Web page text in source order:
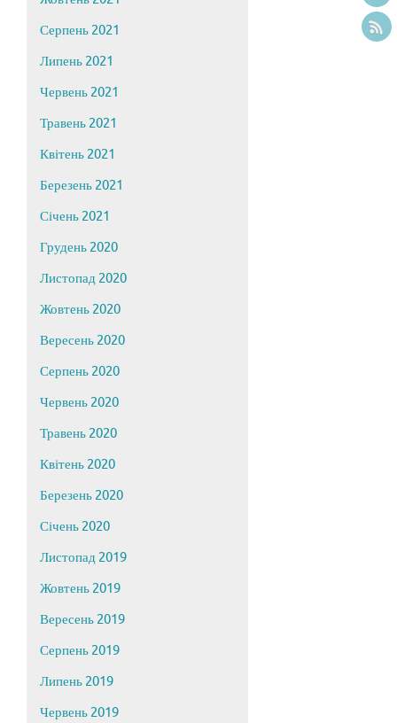
Серпень 2021
Липень 2021
Червень 2021
Травень 2021
Квітень 2021
Березень 2021
Січень 2021
Грудень 2020
Листопад 2020
Жовтень 2020
Вересень 2020
Серпень 2020
Червень 2020
Травень 2020
Квітень 2020
Березень 2020
Січень 2020
Листопад 2019
Жовтень 2019
Вересень 2019
Серпень 2019
Липень 2019
Червень 2019